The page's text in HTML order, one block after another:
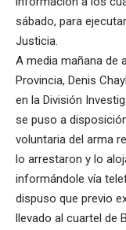
sábado, para
Justicia.
A media mañana de
Provincia, Denis
en la División
se puso a
voluntaria del arma
lo arrestaron y lo
informándole vía
dispuso que previo
llevado al cuartel de